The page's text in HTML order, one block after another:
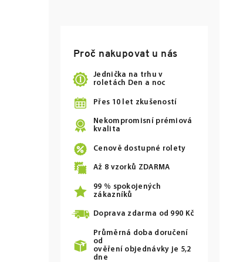
Proč nakupovat u nás
Jednička na trhu v
roletách Den a noc
Přes 10 let zkušeností
Nekompromisní prémiová
kvalita
Cenově dostupné rolety
Až 8 vzorků ZDARMA
99 % spokojených
zákazníků
Doprava zdarma od 990 Kč
Průměrná doba doručení
od
ověření objednávky je 5,2
dne